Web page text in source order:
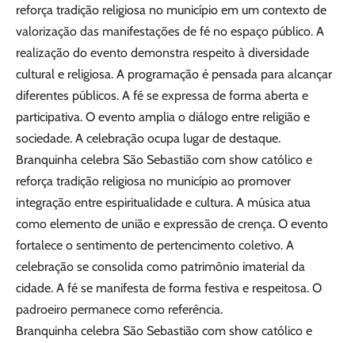
reforça tradição religiosa no município em um contexto de
valorização das manifestações de fé no espaço público. A
realização do evento demonstra respeito à diversidade
cultural e religiosa. A programação é pensada para alcançar
diferentes públicos. A fé se expressa de forma aberta e
participativa. O evento amplia o diálogo entre religião e
sociedade. A celebração ocupa lugar de destaque.
Branquinha celebra São Sebastião com show católico e
reforça tradição religiosa no município ao promover
integração entre espiritualidade e cultura. A música atua
como elemento de união e expressão de crença. O evento
fortalece o sentimento de pertencimento coletivo. A
celebração se consolida como patrimônio imaterial da
cidade. A fé se manifesta de forma festiva e respeitosa. O
padroeiro permanece como referência.
Branquinha celebra São Sebastião com show católico e